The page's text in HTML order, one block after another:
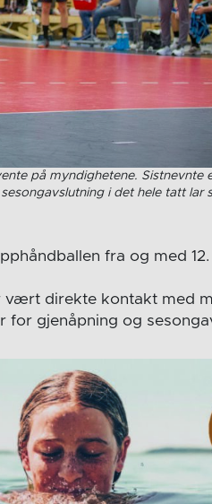
på myndighetene. Sistnevnte
i det hele tatt lar
fra og med
vært direkte kontakt med
for gjenåpning og